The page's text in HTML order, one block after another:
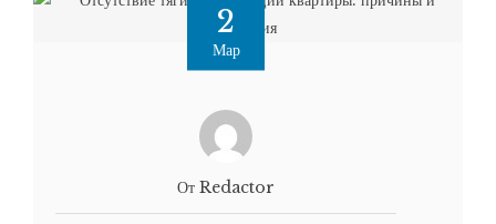
2
Мар
От Redactor